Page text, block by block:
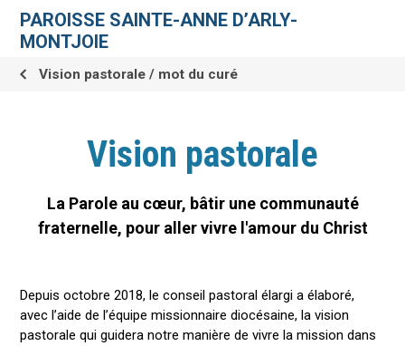
contenu.
navigation
personnelsPAROISSE SAINTE-ANNE D’ARLY-
MONTJOIE
Vision pastorale / mot du curé
Vision pastorale
La Parole au cœur, bâtir une communauté
fraternelle, pour aller vivre l'amour du Christ
Depuis octobre 2018, le conseil pastoral élargi a élaboré,
avec l’aide de l’équipe missionnaire diocésaine, la vision
pastorale qui guidera notre manière de vivre la mission dans